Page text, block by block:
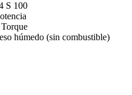
S 100
Torque
húmedo (sin combustible)